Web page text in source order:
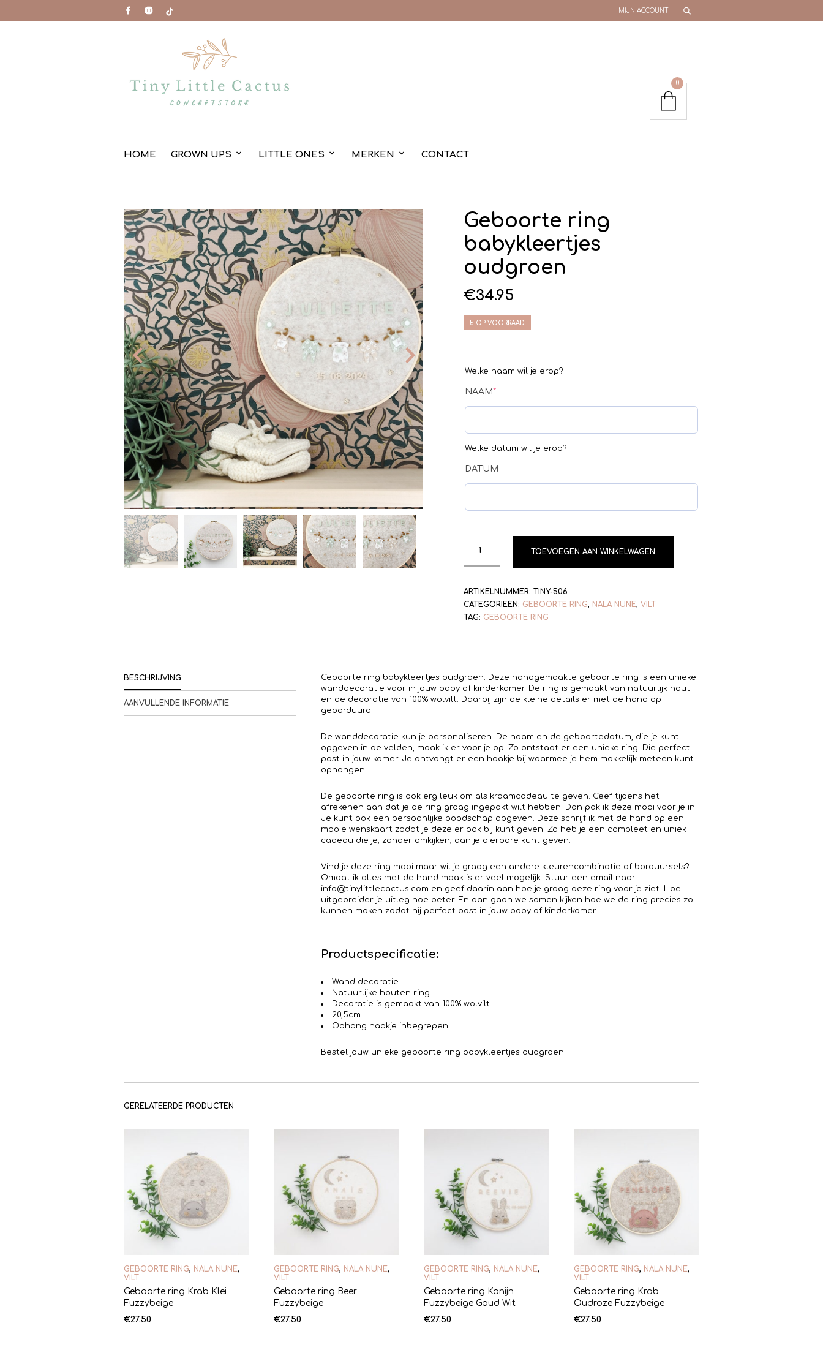
MIJN ACCOUNT
HOME GROWN UPS LITTLE ONES MERKEN CONTACT
0
Geboorte ring
babykleertjes
oudgroen
€34.95
5 OP VOORRAAD
Welke naam wil je erop?
NAAM*
Welke datum wil je erop?
DATUM
TOEVOEGEN AAN WINKELWAGEN
ARTIKELNUMMER: TINY-506
CATEGORIEËN: GEBOORTE RING, NALA NUNE, VILT
TAG: GEBOORTE RING
BESCHRIJVING
AANVULLENDE INFORMATIE
Geboorte ring babykleertjes oudgroen. Deze handgemaakte geboorte ring is een unieke
wanddecoratie voor in jouw baby of kinderkamer. De ring is gemaakt van natuurlijk hout
en de decoratie van 100% wolvilt. Daarbij zijn de kleine details er met de hand op
geborduurd.
De wanddecoratie kun je personaliseren. De naam en de geboortedatum, die je kunt
opgeven in de velden, maak ik er voor je op. Zo ontstaat er een unieke ring. Die perfect
past in jouw kamer. Je ontvangt er een haakje bij waarmee je hem makkelijk meteen kunt
ophangen.
De geboorte ring is ook erg leuk om als kraamcadeau te geven. Geef tijdens het
afrekenen aan dat je de ring graag ingepakt wilt hebben. Dan pak ik deze mooi voor je in.
Je kunt ook een persoonlijke boodschap opgeven. Deze schrijf ik met de hand op een
mooie wenskaart zodat je deze er ook bij kunt geven. Zo heb je een compleet en uniek
cadeau die je, zonder omkijken, aan je dierbare kunt geven.
Vind je deze ring mooi maar wil je graag een andere kleurencombinatie of borduursels?
Omdat ik alles met de hand maak is er veel mogelijk. Stuur een email naar
info@tinylittlecactus.com en geef daarin aan hoe je graag deze ring voor je ziet. Hoe
uitgebreider je uitleg hoe beter. En dan gaan we samen kijken hoe we de ring precies zo
kunnen maken zodat hij perfect past in jouw baby of kinderkamer.
Productspecificatie:
Wand decoratie
Natuurlijke houten ring
Decoratie is gemaakt van 100% wolvilt
20,5cm
Ophang haakje inbegrepen
Bestel jouw unieke geboorte ring babykleertjes oudgroen!
GERELATEERDE PRODUCTEN
GEBOORTE RING, NALA NUNE,
VILT
Geboorte ring Krab Klei
Fuzzybeige
€27.50
GEBOORTE RING, NALA NUNE,
VILT
Geboorte ring Beer
Fuzzybeige
€27.50
GEBOORTE RING, NALA NUNE,
VILT
Geboorte ring Konijn
Fuzzybeige Goud Wit
€27.50
GEBOORTE RING, NALA NUNE,
VILT
Geboorte ring Krab
Oudroze Fuzzybeige
€27.50